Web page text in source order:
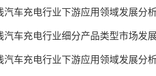
车充电行业下游应用领域发展分析
车充电行业细分产品类型市场发
车充电行业下游应用领域发展分析